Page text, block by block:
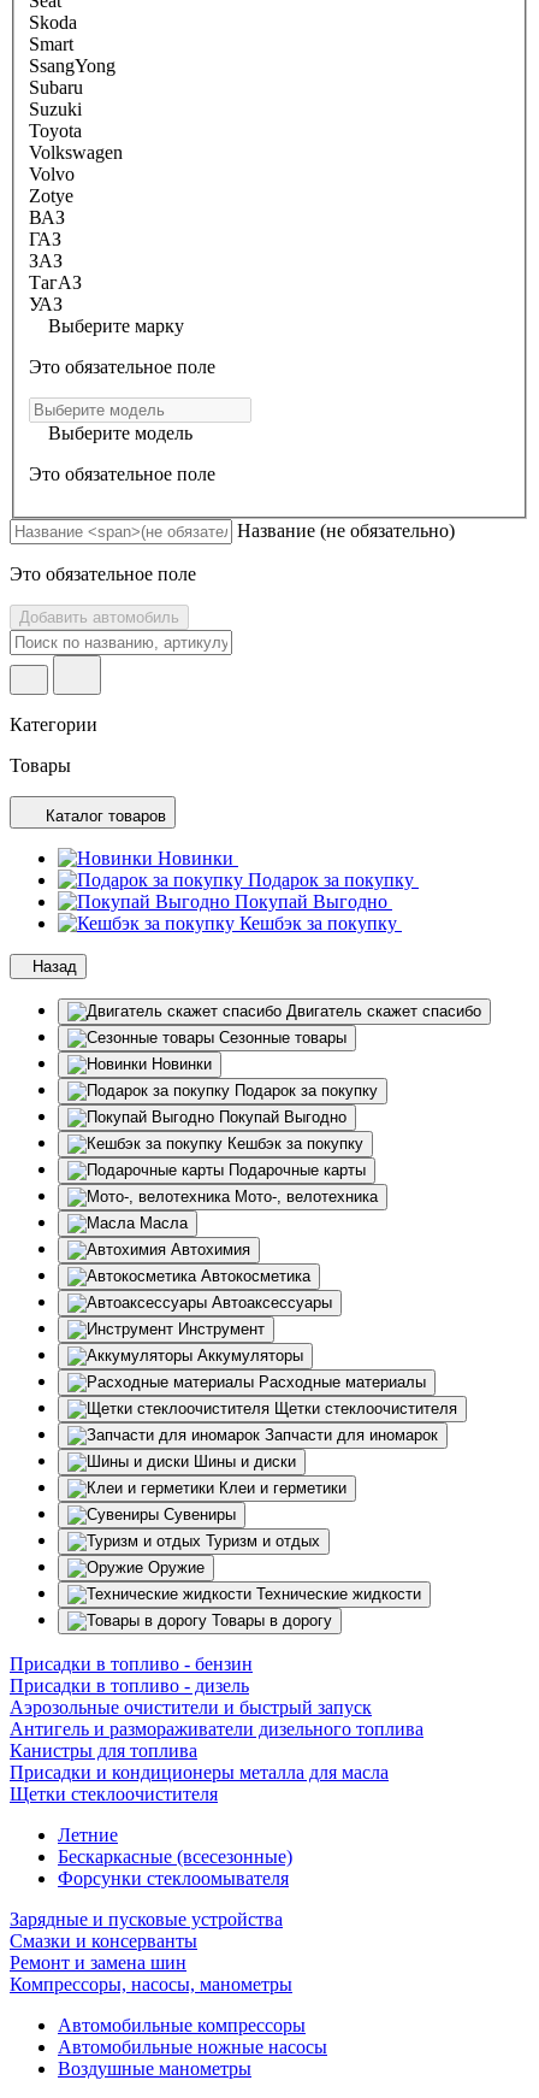
Skoda
Smart
SsangYong
Subaru
Suzuki
Toyota
Volkswagen
Volvo
Zotye
ВАЗ
ГАЗ
ЗАЗ
ТагАЗ
УАЗ
Выберите марку
Это обязательное поле
Выберите модель
Это обязательное поле
Название (не обязательно)
Это обязательное поле
Добавить автомобиль
Категории
Товары
Каталог товаров
Новинки
Подарок за покупку
Покупай Выгодно
Кешбэк за покупку
Назад
Двигатель скажет спасибо
Сезонные товары
Новинки
Подарок за покупку
Покупай Выгодно
Кешбэк за покупку
Подарочные карты
Мото-, велотехника
Масла
Автохимия
Автокосметика
Автоаксессуары
Инструмент
Аккумуляторы
Расходные материалы
Щетки стеклоочистителя
Запчасти для иномарок
Шины и диски
Клеи и герметики
Сувениры
Туризм и отдых
Оружие
Технические жидкости
Товары в дорогу
Присадки в топливо - бензин
Присадки в топливо - дизель
Аэрозольные очистители и быстрый запуск
Антигель и размораживатели дизельного топлива
Канистры для топлива
Присадки и кондиционеры металла для масла
Щетки стеклоочистителя
Летние
Бескаркасные (всесезонные)
Форсунки стеклоомывателя
Зарядные и пусковые устройства
Смазки и консерванты
Ремонт и замена шин
Компрессоры, насосы, манометры
Автомобильные компрессоры
Автомобильные ножные насосы
Воздушные манометры